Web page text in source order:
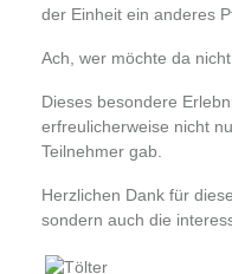
der Einheit ein anderes
Ach, wer möchte da
Dieses besondere
erfreulicherweise nicht
Teilnehmer gab.
Herzlichen Dank für
sondern auch die